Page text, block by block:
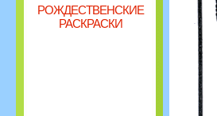
РОЖДЕСТВЕНСКИЕ
РАСКРАСКИ